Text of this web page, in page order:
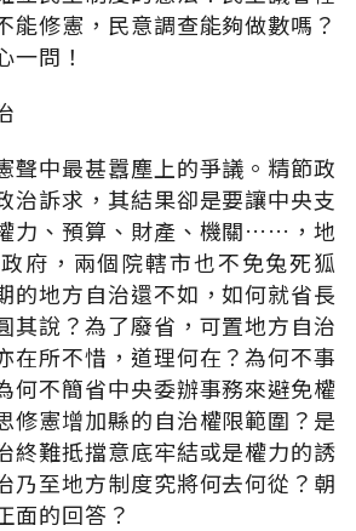
能修憲，民意調查能夠做數嗎？
一問！
聲中最甚囂塵上的爭議。精節政
治訴求，其結果卻是要讓中央支
力、預算、財產、機關……，地
府，兩個院轄市也不免兔死狐
的地方自治還不如，如何就省長
其說？為了廢省，可置地方自治
在所不惜，道理何在？為何不事
何不簡省中央委辦事務來避免權
修憲增加縣的自治權限範圍？是
終難抵擋意底牢結或是權力的誘
乃至地方制度究將何去何從？朝
面的回答？